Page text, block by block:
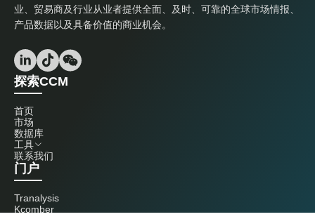
业、贸易商及行业从业者提供全面、及时、可靠的全球市场情报、
产品数据以及具备价值的商业机会。
探索CCM
首页
市场
数据库
工具
联系我们
门户
Tranalysis
Kcomber